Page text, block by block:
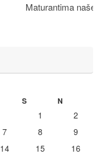
Maturantima naše
S N
1
2
7 8
9
14 15
16